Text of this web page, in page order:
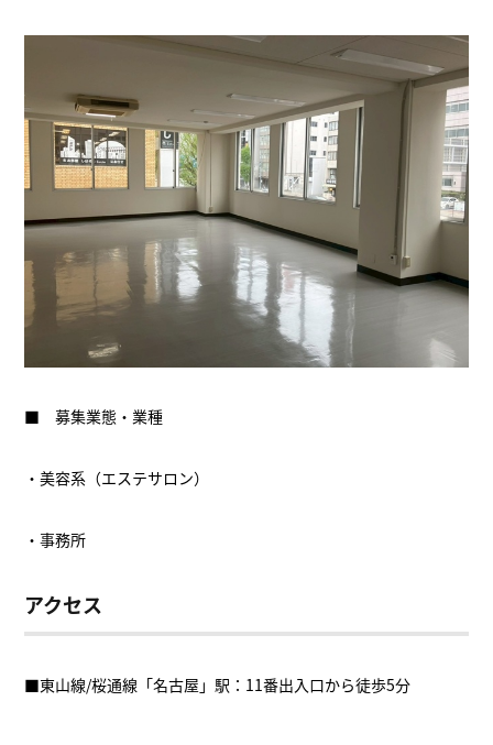
■ 募集業態・業種
・美容系（エステサロン）
・事務所
アクセス
■東山線/桜通線「名古屋」駅：11番出入口から徒歩5分